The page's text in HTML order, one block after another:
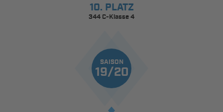
10. PLATZ
344 C-Klasse 4
SAISON
19/20